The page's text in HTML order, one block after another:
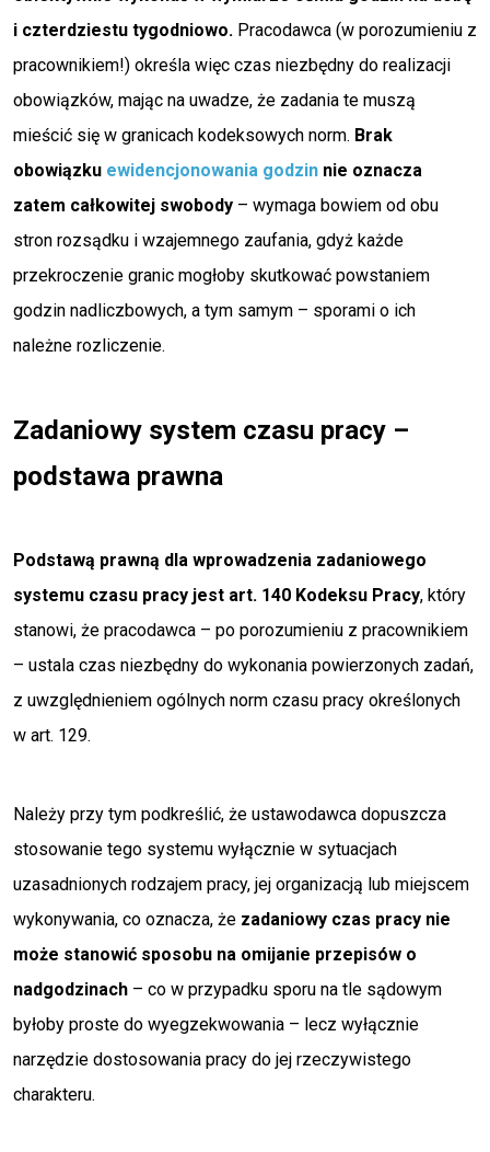
i czterdziestu tygodniowo. Pracodawca (w porozumieniu z
pracownikiem!) określa więc czas niezbędny do realizacji
obowiązków, mając na uwadze, że zadania te muszą
mieścić się w granicach kodeksowych norm. Brak
obowiązku ewidencjonowania godzin nie oznacza
zatem całkowitej swobody – wymaga bowiem od obu
stron rozsądku i wzajemnego zaufania, gdyż każde
przekroczenie granic mogłoby skutkować powstaniem
godzin nadliczbowych, a tym samym – sporami o ich
należne rozliczenie.
Zadaniowy system czasu pracy –
podstawa prawna
Podstawą prawną dla wprowadzenia zadaniowego
systemu czasu pracy jest art. 140 Kodeksu Pracy, który
stanowi, że pracodawca – po porozumieniu z pracownikiem
– ustala czas niezbędny do wykonania powierzonych zadań,
z uwzględnieniem ogólnych norm czasu pracy określonych
w art. 129.
Należy przy tym podkreślić, że ustawodawca dopuszcza
stosowanie tego systemu wyłącznie w sytuacjach
uzasadnionych rodzajem pracy, jej organizacją lub miejscem
wykonywania, co oznacza, że zadaniowy czas pracy nie
może stanowić sposobu na omijanie przepisów o
nadgodzinach – co w przypadku sporu na tle sądowym
byłoby proste do wyegzekwowania – lecz wyłącznie
narzędzie dostosowania pracy do jej rzeczywistego
charakteru.